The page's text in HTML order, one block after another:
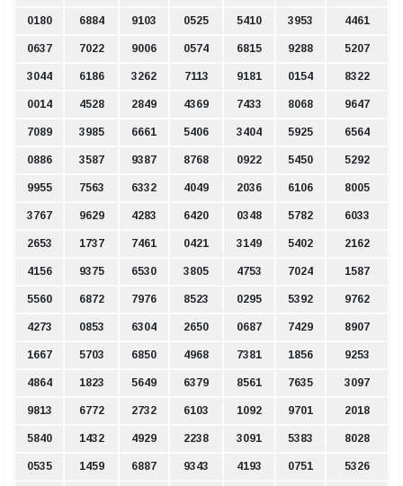
0180 6884 9103 0525 5410 3953 4461
0637 7022 9006 0574 6815 9288 5207
3044 6186 3262 7113 9181 0154 8322
0014 4528 2849 4369 7433 8068 9647
7089 3985 6661 5406 3404 5925 6564
0886 3587 9387 8768 0922 5450 5292
9955 7563 6332 4049 2036 6106 8005
3767 9629 4283 6420 0348 5782 6033
2653 1737 7461 0421 3149 5402 2162
4156 9375 6530 3805 4753 7024 1587
5560 6872 7976 8523 0295 5392 9762
4273 0853 6304 2650 0687 7429 8907
1667 5703 6850 4968 7381 1856 9253
4864 1823 5649 6379 8561 7635 3097
9813 6772 2732 6103 1092 9701 2018
5840 1432 4929 2238 3091 5383 8028
0535 1459 6887 9343 4193 0751 5326